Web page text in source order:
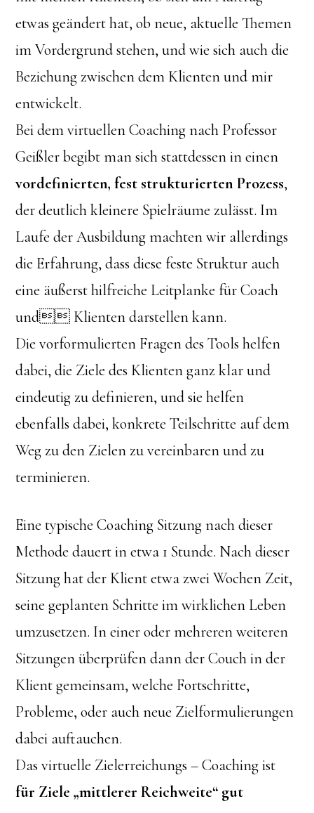
etwas geändert hat, ob neue, aktuelle Themen
im Vordergrund stehen, und wie sich auch die
Beziehung zwischen dem Klienten und mir
entwickelt.
Bei dem virtuellen Coaching nach Professor
Geißler begibt man sich stattdessen in einen
vordefinierten, fest strukturierten Prozess,
der deutlich kleinere Spielräume zulässt. Im
Laufe der Ausbildung machten wir allerdings
die Erfahrung, dass diese feste Struktur auch
eine äußerst hilfreiche Leitplanke für Coach
und Klienten darstellen kann.
Die vorformulierten Fragen des Tools helfen
dabei, die Ziele des Klienten ganz klar und
eindeutig zu definieren, und sie helfen
ebenfalls dabei, konkrete Teilschritte auf dem
Weg zu den Zielen zu vereinbaren und zu
terminieren.
Eine typische Coaching Sitzung nach dieser
Methode dauert in etwa 1 Stunde. Nach dieser
Sitzung hat der Klient etwa zwei Wochen Zeit,
seine geplanten Schritte im wirklichen Leben
umzusetzen. In einer oder mehreren weiteren
Sitzungen überprüfen dann der Couch in der
Klient gemeinsam, welche Fortschritte,
Probleme, oder auch neue Zielformulierungen
dabei auftauchen.
Das virtuelle Zielerreichungs – Coaching ist
für Ziele „mittlerer Reichweite“ gut